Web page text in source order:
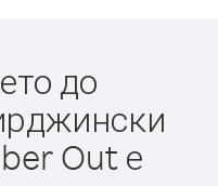
до
Out е